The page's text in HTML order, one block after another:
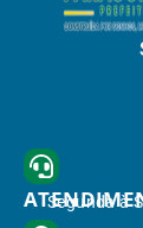
Segunda à